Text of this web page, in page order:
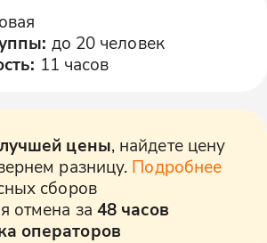
: до 20 человек
: 11 часов
цены, найдете цену
разницу. Подробнее
сборов
отмена за 48 часов
операторов